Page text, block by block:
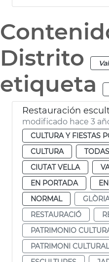
Distrito
etiqueta
Restauración
modificado hace 3
CULTURA Y FIESTAS
CULTURA
CIUTAT VELLA
EN PORTADA
NORMAL
RESTAURACIÓ
PATRIMONIO
PATRIMONI CULTURAL